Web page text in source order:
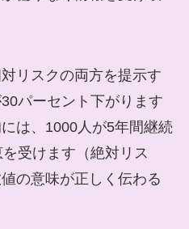
リスクの両方を提示す
パーセント下がります
は、1000人が5年間継続
受けます（絶対リス
の意味が正しく伝わる